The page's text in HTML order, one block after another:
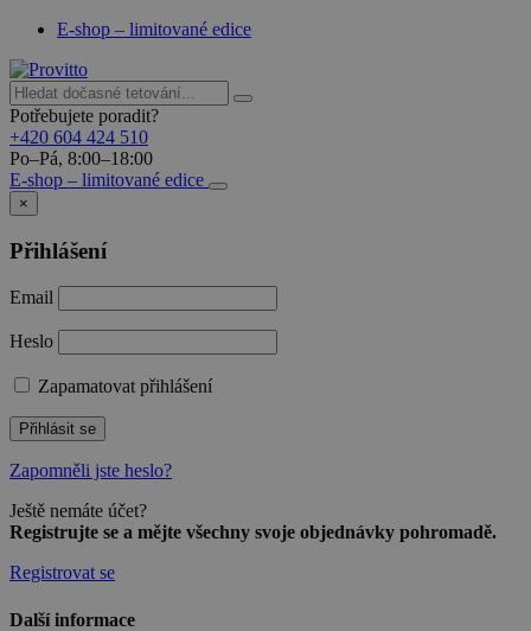
E-shop – limitované edice
Potřebujete poradit?
+420 604 424 510
Po–Pá, 8:00–18:00
E-shop – limitované edice
×
Přihlášení
Email
Heslo
Zapamatovat přihlášení
Přihlásit se
Zapomněli jste heslo?
Ještě nemáte účet?
Registrujte se a mějte všechny svoje objednávky pohromadě.
Registrovat se
Další informace